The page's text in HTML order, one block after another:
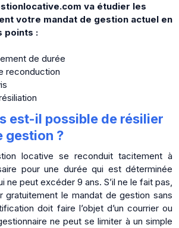
va étudier les
votre mandat de gestion actuel en
points :
de durée
reconduction
est-il possible de résilier
gestion ?
locative se reconduit tacitement à
pour une durée qui est déterminée
ne peut excéder 9 ans. S’il ne le fait pas,
gratuitement le mandat de gestion sans
doit faire l’objet d’un courrier ou
ne peut se limiter à un simple